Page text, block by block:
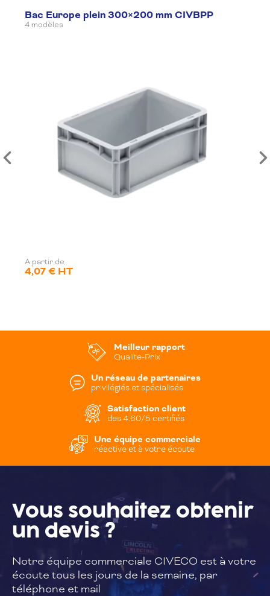
Bac Europe plein 300×200 mm CIVBPP
4 modèles
A partir de
4,07 € HT
Meilleur rapport
Qualite-Prix
Un réseau de partenaires
privilégiés et spécialisés
Satisfaction client
des 4.60/5 certifiés
Une équipe commerciale
réactive et à votre écoute
Vous souhaitez obtenir
un devis ?
Notre équipe commerciale CIVECO est àvotre
écoute tous les jours de la semaine, par
téléphone et mail